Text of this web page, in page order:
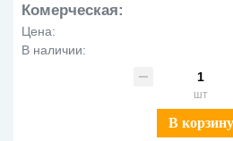
Комерческая:
Цена:
В наличии:
шт
В корзину